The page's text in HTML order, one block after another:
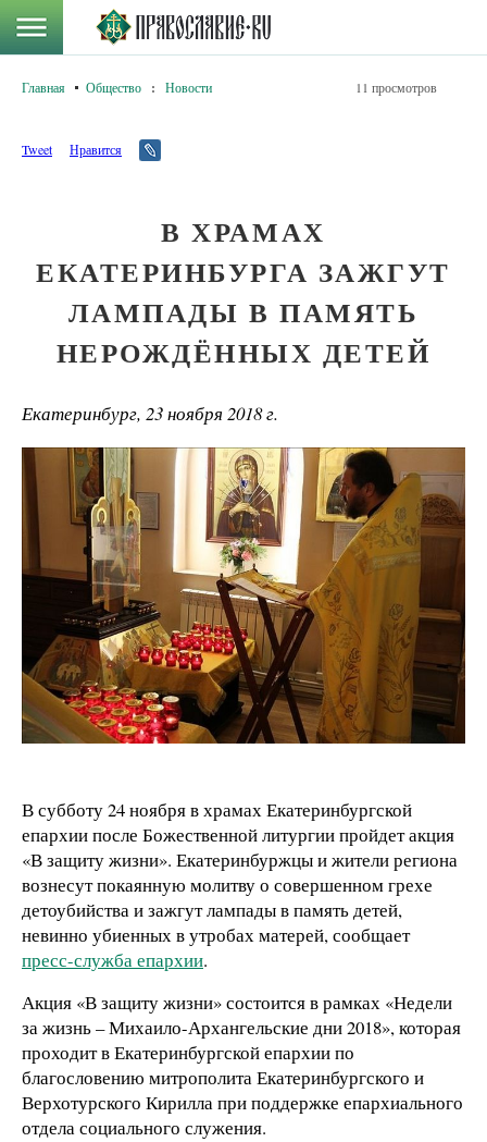
Главная Общество : Новости 11 просмотров
Tweet Нравится
В ХРАМАХ
ЕКАТЕРИНБУРГА ЗАЖГУТ
ЛАМПАДЫ В ПАМЯТЬ
НЕРОЖДЁННЫХ ДЕТЕЙ
Екатеринбург, 23 ноября 2018 г.
В субботу 24 ноября в храмах Екатеринбургской
епархии после Божественной литургии пройдет акция
«В защиту жизни». Екатеринбуржцы и жители региона
вознесут покаянную молитву о совершенном грехе
детоубийства и зажгут лампады в память детей,
невинно убиенных в утробах матерей, сообщает
пресс-служба епархии.
Акция «В защиту жизни» состоится в рамках «Недели
за жизнь – Михаило-Архангельские дни 2018», которая
проходит в Екатеринбургской епархии по
благословению митрополита Екатеринбургского и
Верхотурского Кирилла при поддержке епархиального
отдела социального служения.